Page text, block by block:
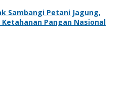
Sambangi Petani Jagung,
Pangan Nasional